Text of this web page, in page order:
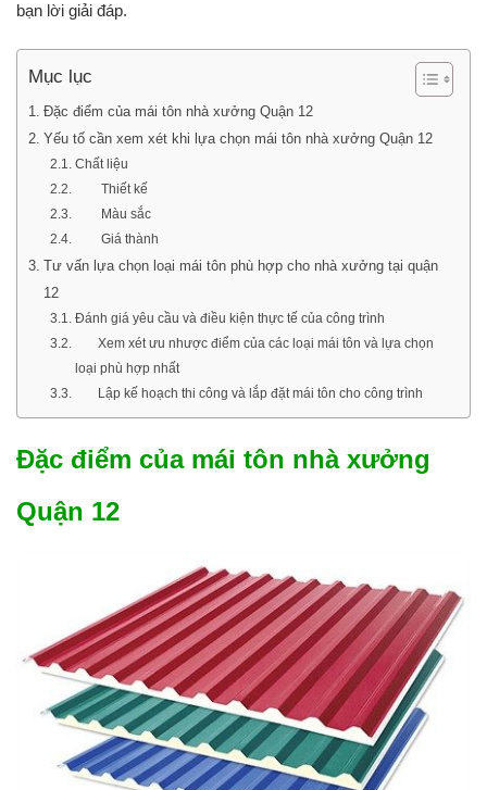
bạn lời giải đáp.
Mục lục
Đặc điểm của mái tôn nhà xưởng Quận 12
Yếu tố cần xem xét khi lựa chọn mái tôn nhà xưởng Quận 12
Chất liệu
Thiết kế
Màu sắc
Giá thành
Tư vấn lựa chọn loại mái tôn phù hợp cho nhà xưởng tại quận
12
Đánh giá yêu cầu và điều kiện thực tế của công trình
Xem xét ưu nhược điểm của các loại mái tôn và lựa chọn
loại phù hợp nhất
Lập kế hoạch thi công và lắp đặt mái tôn cho công trình
Đặc điểm của mái tôn nhà xưởng
Quận 12